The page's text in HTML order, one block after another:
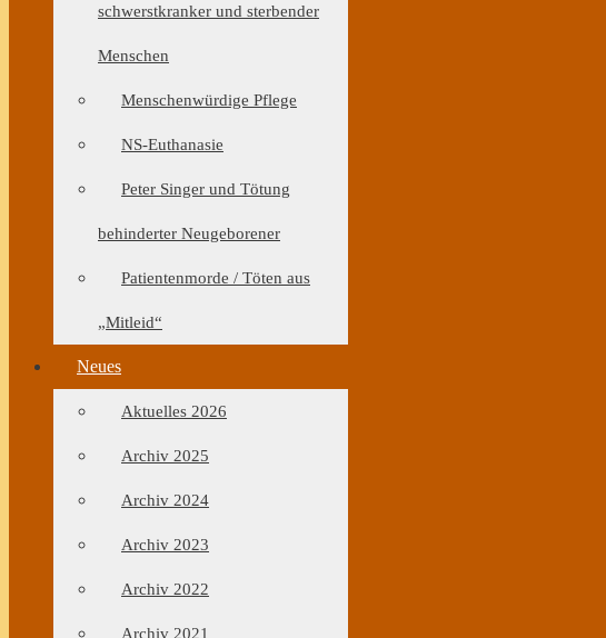
schwerstkranker und sterbender
Menschen
Menschenwürdige Pflege
NS-Euthanasie
Peter Singer und Tötung
behinderter Neugeborener
Patientenmorde / Töten aus
„Mitleid“
Neues
Aktuelles 2026
Archiv 2025
Archiv 2024
Archiv 2023
Archiv 2022
Archiv 2021